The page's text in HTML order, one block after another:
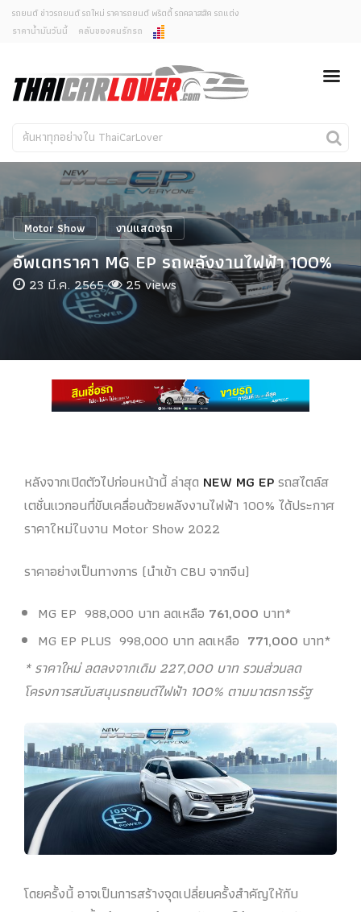
ยกเลิกการแจ้งเตือน
คุณต้องการยกเลิกการแจ้งเตือนข่าวสารเมื่อมีการอัพเดต
ใช่หรือไม่?
ไม่
รถยนต์ ข่าวรถยนต์ รถใหม่ ราคารถยนต์ พริตตี้ รถคลาสสิค รถแต่ง
ราคาน้ำมันวันนี้
คลับของคนรักรถ
รถใหม่
คนรักรถ
รถแต่ง
งานแสดงรถ
Car In The Movie
สเปคราคา รถยนต์
Motor Show งานแสดงรถ
อัพเดทราคา MG EP รถพลังงานไฟฟ้า 100%
23 มี.ค. 2565 25 views
หลังจากเปิดตัวไปก่อนหน้านี้ ล่าสุด NEW MG EPรถสไตล์ส
เตชั่นแวกอนที่ขับเคลื่อนด้วยพลังงานไฟฟ้า 100% ได้ประกาศ
ราคาใหม่ในงาน Motor Show 2022
ราคาอย่างเป็นทางการ (นำเข้า CBU จากจีน)
MG EP 988,000 บาท ลดเหลือ 761,000 บาท*
MG EP PLUS 998,000 บาท ลดเหลือ 771,000 บาท*
* ราคาใหม่ ลดลงจากเดิม 227,000 บาท รวมส่วนลด
โครงการสนับสนุนรถยนต์ไฟฟ้า 100% ตามมาตรการรัฐ
โดยครั้งนี้ อาจเป็นการสร้างจุดเปลี่ยนครั้งสำคัญให้กับ